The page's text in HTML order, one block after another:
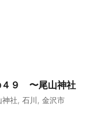
９ 〜尾山神社
神社 石川 金沢市